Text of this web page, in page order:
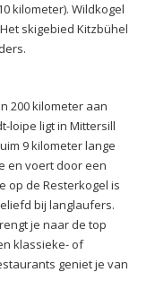
kilometer). Wildkogel
skigebied Kitzbühel
200 kilometer aan
loipe ligt in Mittersill
9 kilometer lange
en voert door een
op de Resterkogel is
bij langlaufers.
je naar de top
klassieke- of
geniet je van